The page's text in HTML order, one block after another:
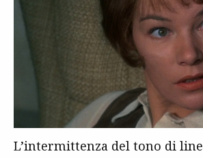
L’intermittenza del tono di